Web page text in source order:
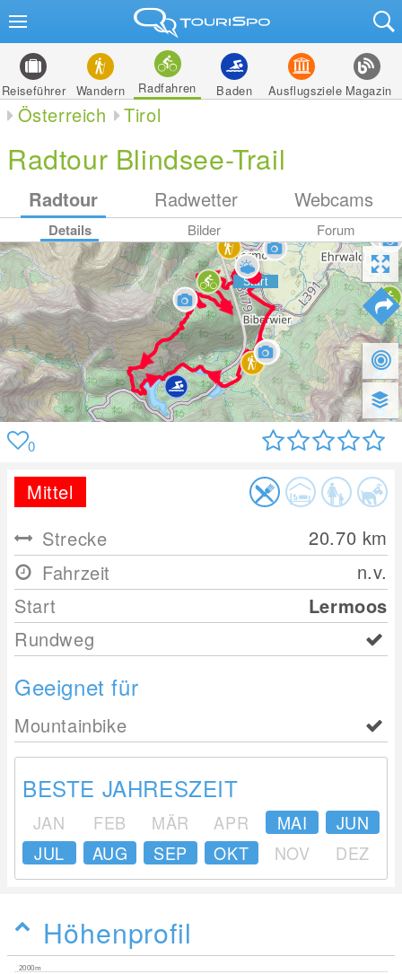
Reiseführer Wandern Radfahren Baden Ausflugsziele Magazin
Österreich Tirol
Radtour Blindsee-Trail
Radtour Radwetter Webcams
Details Bilder Forum
0
Mittel
Strecke
20.70 km
Fahrzeit
n.v.
Start
Lermoos
Rundweg
Geeignet für
Mountainbike
BESTE JAHRESZEIT
JAN FEB MÄR APR MAI
JUN
JUL
AUG SEP OKT NOV DEZ
Höhenprofil
2000m